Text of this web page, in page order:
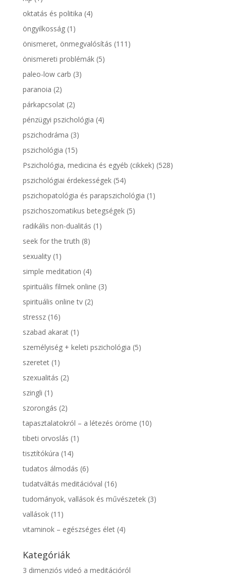
oktatás és politika (4)
öngyilkosság(1)
önismeret, önmegvalósítás (111)
önismereti problémák(5)
paleo-low carb (3)
paranoia (2)
párkapcsolat(2)
pénzügyi pszichológia (4)
pszichodráma (3)
pszichológia (15)
Pszichológia, medicina és egyéb (cikkek) (528)
pszichológiai érdekességek(54)
pszichopatológia és parapszichológia (1)
pszichoszomatikus betegségek(5)
radikális non-dualitás (1)
seek for the truth (8)
sexuality(1)
simple meditation (4)
spirituális filmek online (3)
spirituális online tv(2)
stressz(16)
szabad akarat(1)
személyiség + keleti pszichológia (5)
szeretet(1)
szexualitás (2)
szingli (1)
szorongás (2)
tapasztalatokról – a létezés öröme (10)
tibeti orvoslás (1)
tisztítókúra (14)
tudatos álmodás (6)
tudatváltás meditációval (16)
tudományok, vallások és művészetek(3)
vallások(11)
vitaminok – egészséges élet(4)
Kategóriák
3 dimenziós videó a meditációról